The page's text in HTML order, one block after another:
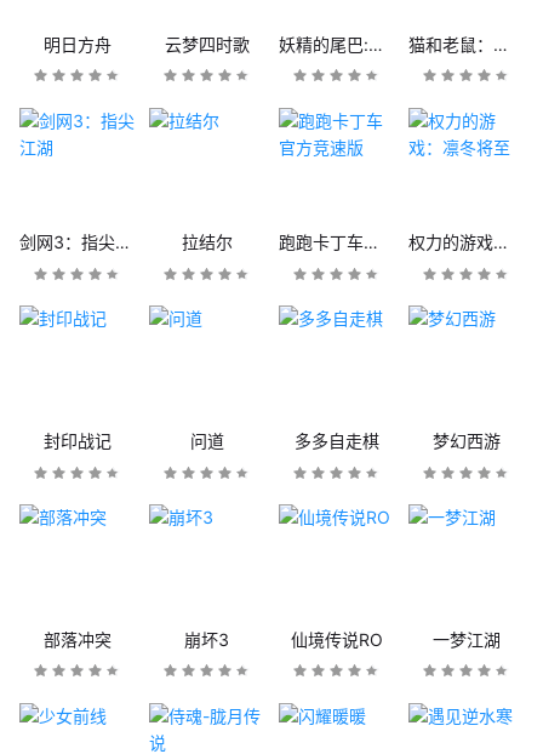
明日方舟 云梦四时歌 妖精的尾巴:魔导少年 猫和老鼠：欢乐互动
剑网3：指尖江湖 拉结尔 跑跑卡丁车官方竞速版 权力的游戏：凛冬将至
封印战记 问道 多多自走棋 梦幻西游
部落冲突 崩坏3 仙境传说RO 一梦江湖